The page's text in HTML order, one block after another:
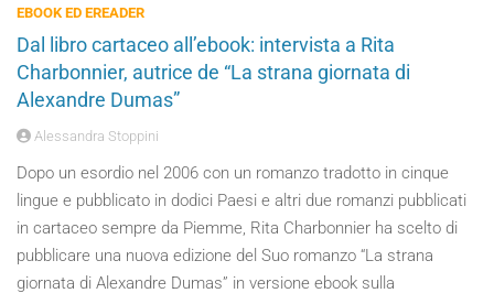
EBOOK ED EREADER
Dal libro cartaceo all’ebook: intervista a Rita
Charbonnier, autrice de “La strana giornata di
Alexandre Dumas”
Alessandra Stoppini
Dopo un esordio nel 2006 con un romanzo tradotto in cinque
lingue e pubblicato in dodici Paesi e altri due romanzi pubblicati
in cartaceo sempre da Piemme, Rita Charbonnier ha scelto di
pubblicare una nuova edizione del Suo romanzo “La strana
giornata di Alexandre Dumas” in versione ebook sulla